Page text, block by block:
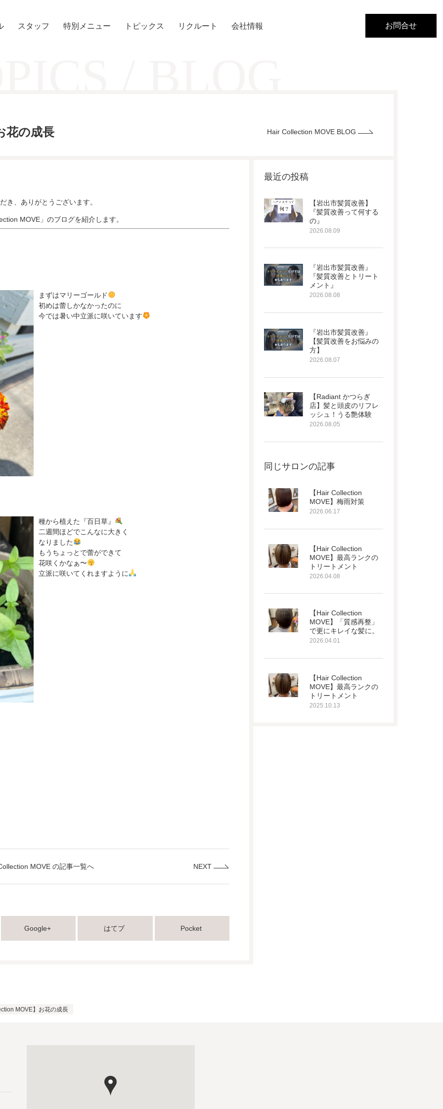
スタッフ 特別メニュー トピックス リクルート 会社情報 お問合せ
花の成長 Hair Collection MOVE BLOG
き、ありがとうございます。
MOVE」のブログを紹介します。
まずはマリーゴールド
初めは蕾しかなかったのに
今では暑い中立派に咲いています
種から植えた『百日草』
二週間ほどでこんなに大きく
なりました
もうちょっとで蕾ができて
花咲くかなぁ〜
立派に咲いてくれますように
MOVE の記事一覧へ NEXT
Google+ はてブ Pocket
最近の投稿
【岩出市髪質改善】
『髪質改善って何する
の』
2026.08.09
『岩出市髪質改善』
『髪質改善とトリート
メント』
2026.08.08
『岩出市髪質改善』
【髪質改善をお悩みの
方】
2026.08.07
【Radiant かつらぎ
店】髪と頭皮のリフレ
ッシュ！うる艶体験
2026.08.05
同じサロンの記事
【Hair Collection
MOVE】梅雨対策
2026.06.17
【Hair Collection
MOVE】最高ランクの
トリートメント
2026.04.08
【Hair Collection
MOVE】「質感再整」
で更にキレイな髪に。
2026.04.01
【Hair Collection
MOVE】最高ランクの
トリートメント
2025.10.13
MOVE】お花の成長